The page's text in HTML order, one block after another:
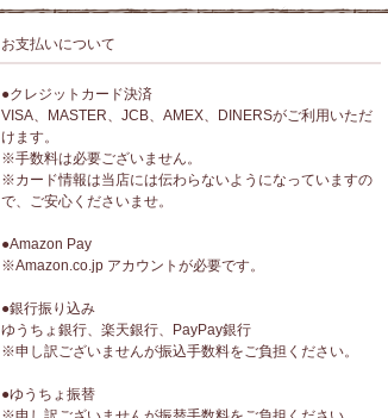
お支払いについて
●クレジットカード決済
VISA、MASTER、JCB、AMEX、DINERSがご利用いただ
けます。
※手数料は必要ございません。
※カード情報は当店には伝わらないようになっていますの
で、ご安心くださいませ。
●Amazon Pay
※Amazon.co.jp アカウントが必要です。
●銀行振り込み
ゆうちょ銀行、楽天銀行、PayPay銀行
※申し訳ございませんが振込手数料をご負担ください。
●ゆうちょ振替